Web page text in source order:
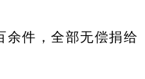
余件，全部无偿捐给